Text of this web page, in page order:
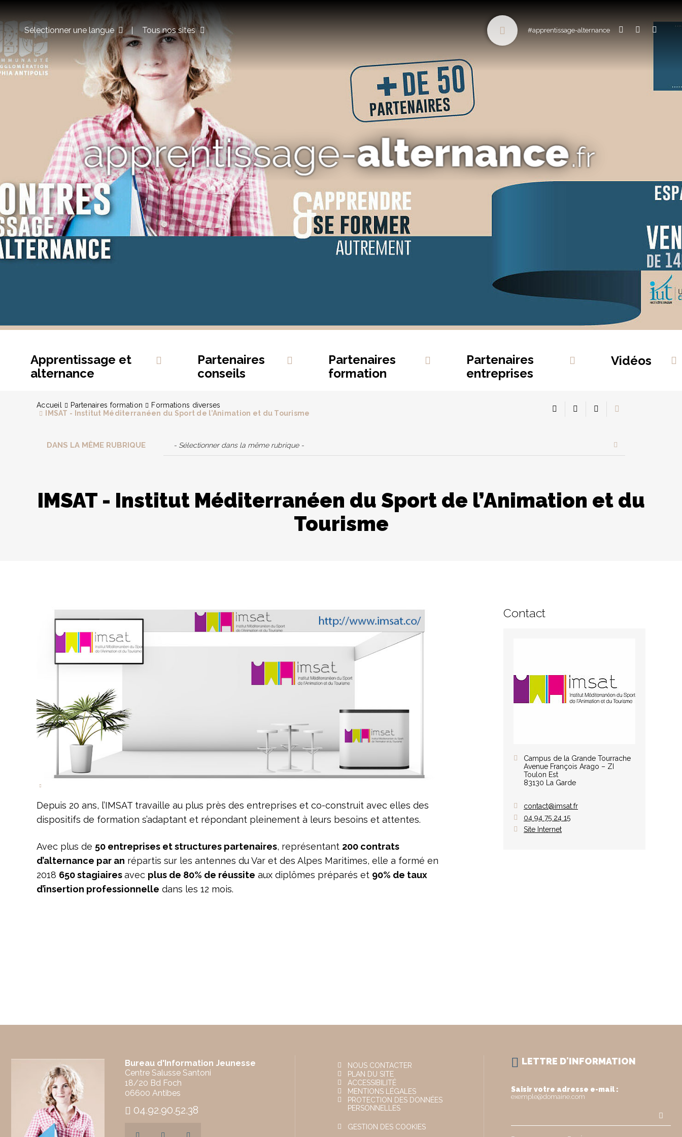
Sélectionner une langue Tous nos sites #apprentissage-alternance
Apprentissage et
alternance
Partenaires
conseils
Partenaires
formation
Partenaires
entreprises
Vidéos
Accueil Partenaires formation
Formations diverses
IMSAT - Institut Méditerranéen du Sport de l’Animation et du Tourisme
DANS LA MÊME RUBRIQUE - Sélectionner dans la même rubrique -
IMSAT - Institut Méditerranéen du Sport de l’Animation et du
Tourisme
Depuis 20 ans, l’IMSAT travaille au plus près des entreprises et co-construit avec elles des
dispositifs de formation s’adaptant et répondant pleinement à leurs besoins et attentes.
Avec plus de 50 entreprises et structures partenaires, représentant 200 contrats
d’alternance par an répartis sur les antennes du Var et des Alpes Maritimes, elle a formé en
2018 650 stagiairesavec plus de 80% de réussite aux diplômes préparés et 90% de taux
d’insertion professionnelle dans les 12 mois.
Contact
Campus de la Grande Tourrache
Avenue François Arago – ZI
Toulon Est
83130 La Garde
contact@imsat.fr
04 94 75 24 15
Site Internet
Bureau d'Information Jeunesse
Centre Salusse Santoni
18/20 Bd Foch
06600 Antibes
04.92.90.52.38
NOUS CONTACTER
PLAN DU SITE
ACCESSIBILITÉ
MENTIONS LÉGALES
PROTECTION DES DONNÉES
PERSONNELLES
GESTION DES COOKIES
LETTRE D'INFORMATION
Saisir votre adresse e-mail :
exemple@domaine.com